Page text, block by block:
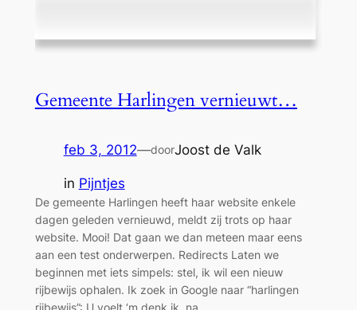
Gemeente Harlingen vernieuwt…
feb 3, 2012—doorJoost de Valk
in Pijntjes
De gemeente Harlingen heeft haar website enkele
dagen geleden vernieuwd, meldt zij trots op haar
website. Mooi! Dat gaan we dan meteen maar eens
aan een test onderwerpen. Redirects Laten we
beginnen met iets simpels: stel, ik wil een nieuw
rijbewijs ophalen. Ik zoek in Google naar “harlingen